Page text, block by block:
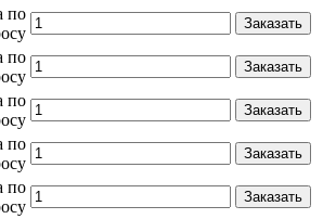
по
Заказать
по
Заказать
по
Заказать
по
Заказать
по
Заказать